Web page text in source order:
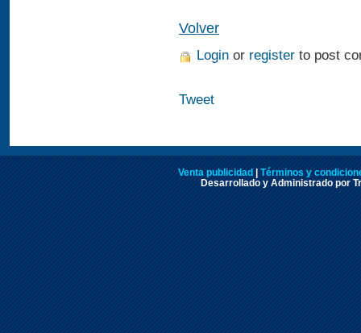
Volver
Login or register to post
Tweet
Venta publicidad
Términos y
Desarrollado y Administrado por